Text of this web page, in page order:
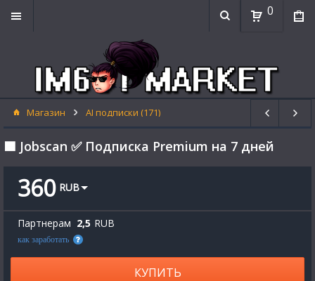
0
Магазин AI подписки (171)
🟦 Jobscan ✅ Подписка Premium на 7 дней
360 RUB
Партнерам 2,5 RUB
как заработать
КУПИТЬ